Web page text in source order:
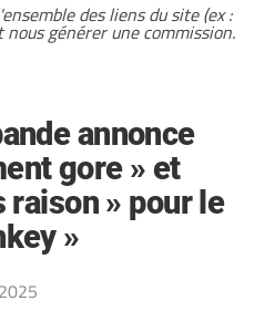
des liens du site (ex :
générer une commission.
annonce
gore » et
raison » pour le
»